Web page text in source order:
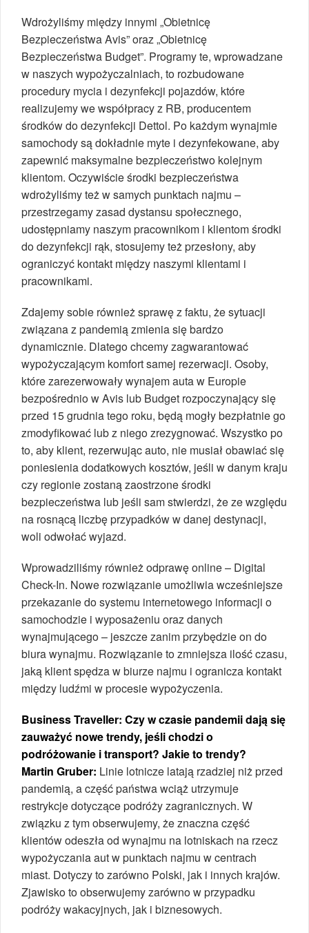
Wdrożyliśmy między innymi „Obietnicę
Bezpieczeństwa Avis” oraz „Obietnicę
Bezpieczeństwa Budget”. Programy te, wprowadzane
w naszych wypożyczalniach, to rozbudowane
procedury mycia i dezynfekcji pojazdów, które
realizujemy we współpracy z RB, producentem
środków do dezynfekcji Dettol. Po każdym wynajmie
samochody są dokładnie myte i dezynfekowane, aby
zapewnić maksymalne bezpieczeństwo kolejnym
klientom. Oczywiście środki bezpieczeństwa
wdrożyliśmy też w samych punktach najmu –
przestrzegamy zasad dystansu społecznego,
udostępniamy naszym pracownikom i klientom środki
do dezynfekcji rąk, stosujemy też przesłony, aby
ograniczyć kontakt między naszymi klientami i
pracownikami.
Zdajemy sobie również sprawę z faktu, że sytuacji
związana z pandemią zmienia się bardzo
dynamicznie. Dlatego chcemy zagwarantować
wypożyczającym komfort samej rezerwacji. Osoby,
które zarezerwowały wynajem auta w Europie
bezpośrednio w Avis lub Budget rozpoczynający się
przed 15 grudnia tego roku, będą mogły bezpłatnie go
zmodyfikować lub z niego zrezygnować. Wszystko po
to, aby klient, rezerwując auto, nie musiał obawiać się
poniesienia dodatkowych kosztów, jeśli w danym kraju
czy regionie zostaną zaostrzone środki
bezpieczeństwa lub jeśli sam stwierdzi, że ze względu
na rosnącą liczbę przypadków w danej destynacji,
woli odwołać wyjazd.
Wprowadziliśmy również odprawę online – Digital
Check-In. Nowe rozwiązanie umożliwia wcześniejsze
przekazanie do systemu internetowego informacji o
samochodzie i wyposażeniu oraz danych
wynajmującego – jeszcze zanim przybędzie on do
biura wynajmu. Rozwiązanie to zmniejsza ilość czasu,
jaką klient spędza w biurze najmu i ogranicza kontakt
między ludźmi w procesie wypożyczenia.
Business Traveller: Czy w czasie pandemii dają się
zauważyć nowe trendy, jeśli chodzi o
podróżowanie i transport? Jakie to trendy?
Martin Gruber: Linie lotnicze latają rzadziej niż przed
pandemią, a część państwa wciąż utrzymuje
restrykcje dotyczące podróży zagranicznych. W
związku z tym obserwujemy, że znaczna część
klientów odeszła od wynajmu na lotniskach na rzecz
wypożyczania aut w punktach najmu w centrach
miast. Dotyczy to zarówno Polski, jak i innych krajów.
Zjawisko to obserwujemy zarówno w przypadku
podróży wakacyjnych, jak i biznesowych.